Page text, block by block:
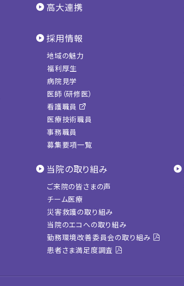
高大連携
採用情報
地域の魅力
福利厚生
病院見学
医師（研修医）
看護職員
医療技術職員
事務職員
募集要項一覧
当院の取り組み
ご来院の皆さまの声
チーム医療
災害救護の取り組み
当院のエコへの取り組み
勤務環境改善委員会の取り組み
患者さま満足度調査